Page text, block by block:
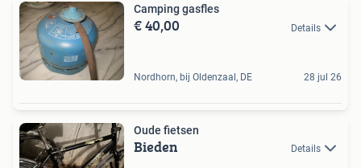
Camping gasfles
€ 40,00 Details
Nordhorn, bij Oldenzaal, DE 28 jul 26
Oude fietsen
Bieden Details